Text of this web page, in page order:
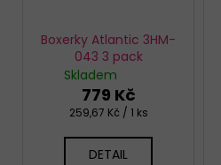
Boxerky Atlantic 3HM-
043 3 pack
Skladem
779 Kč
Měrná
259,67 Kč / 1 ks
DETAIL